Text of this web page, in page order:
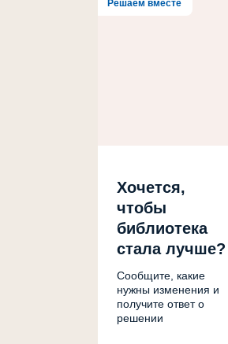
Решаем вместе
Хочется,
чтобы
библиотека
стала лучше?
Сообщите, какие
нужны изменения и
получите ответ о
решении